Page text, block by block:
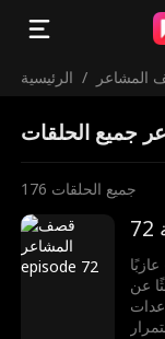
الرئيسية / المشاعر
جميع الحلقات
176 جميع الحلقات
برنامج واقعي بدون سيناريو مكتوب ، يختار 40 عازبًا
عن